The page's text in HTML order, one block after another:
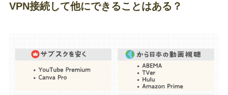
VPN接続して他にできることはある？